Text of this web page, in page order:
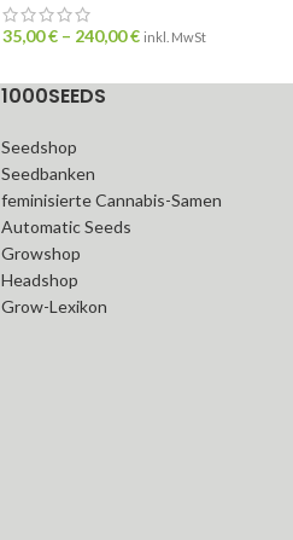
35,00€ – 240,00€ inkl. MwSt
1000SEEDS
Seedshop
Seedbanken
feminisierte Cannabis-Samen
Automatic Seeds
Growshop
Headshop
Grow-Lexikon